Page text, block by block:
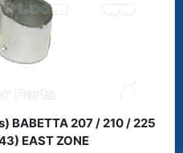
BABETTA 207 / 210 / 225
EAST ZONE